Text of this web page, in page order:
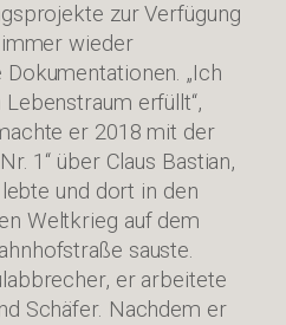
zur Verfügung
wieder
„Ich
erfüllt“,
er 2018 mit der
1“ über Claus Bastian,
und dort in den
Weltkrieg auf dem
sauste.
er arbeitete
Schäfer. Nachdem er